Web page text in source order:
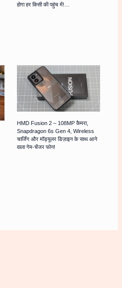
होगा हर किसी की पहुंच में!…
HMD Fusion 2 – 108MP कैमरा,
Snapdragon 6s Gen 4, Wireless
चार्जिंग और मॉड्यूलर डिज़ाइन के साथ आने
वाला गेम-चेंजर फोन!